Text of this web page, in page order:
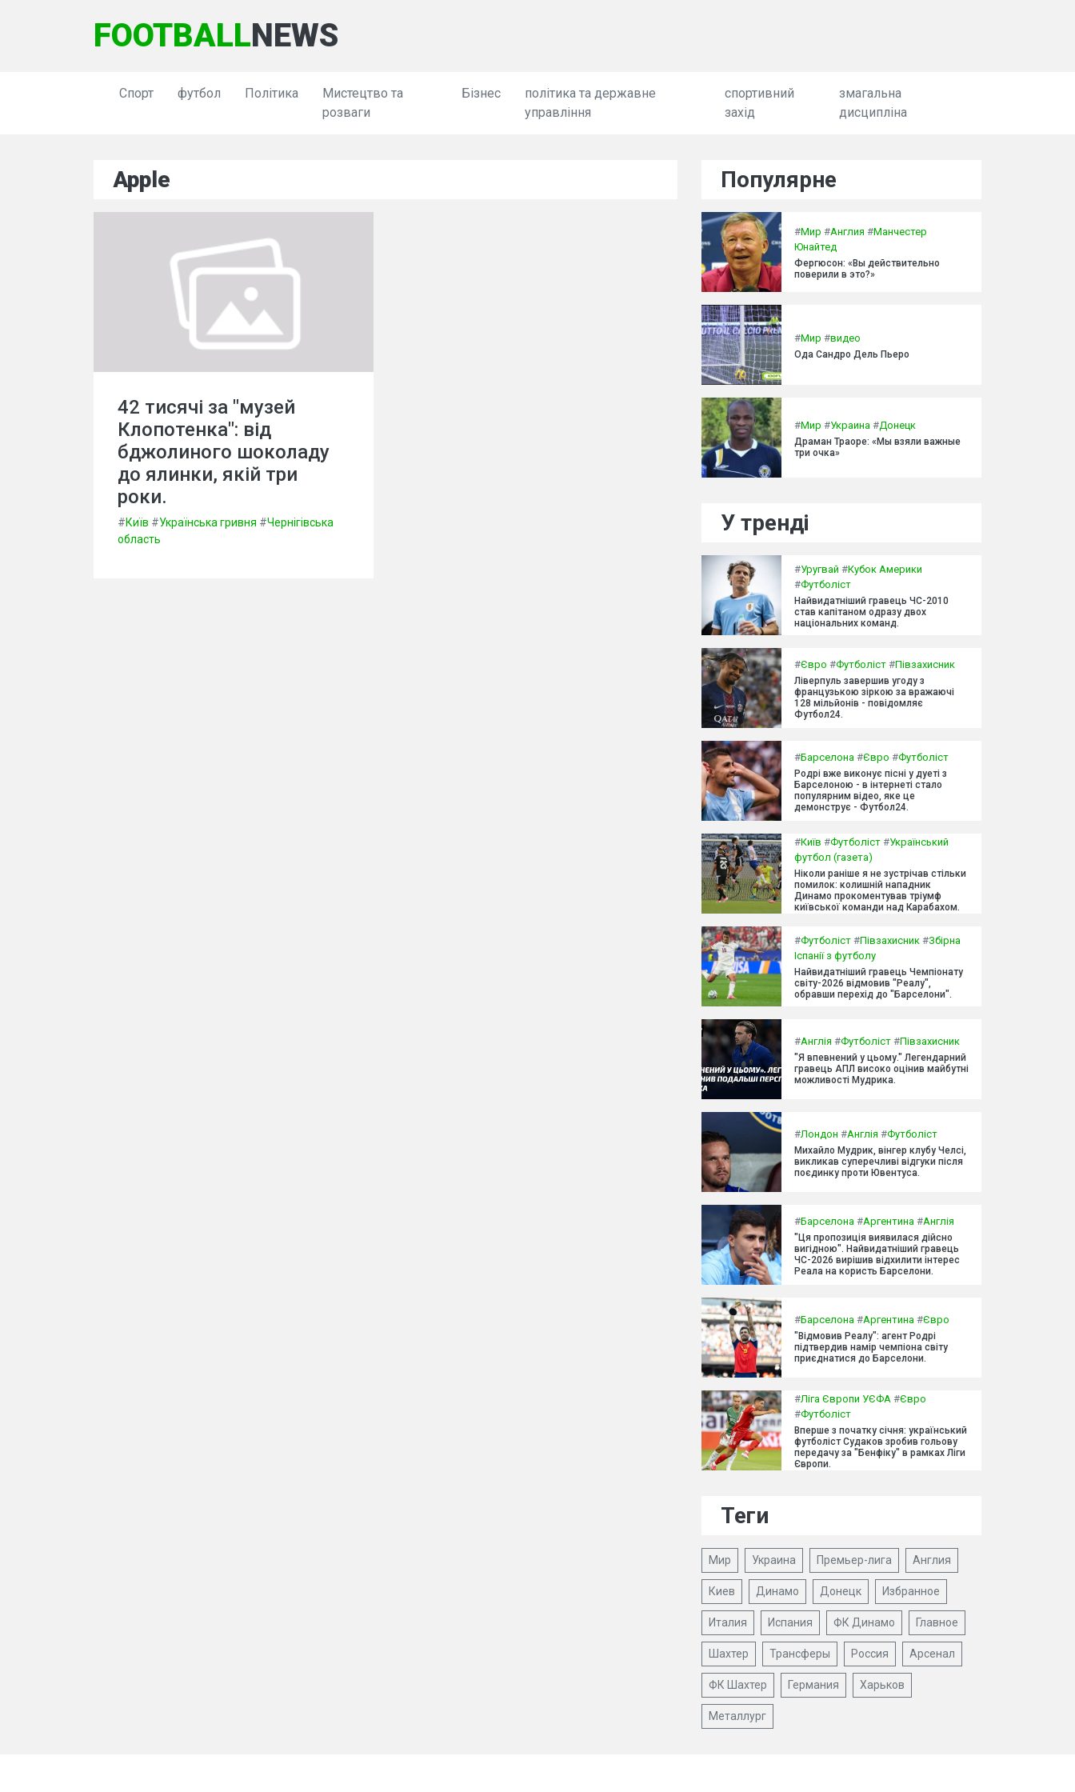
FOOTBALLNEWS
Спорт футбол Політика
Мистецтво та
розваги
Бізнес
політика та державне
управління
спортивний
захід
змагальна
дисципліна
Apple
42 тисячі за "музей
Клопотенка": від
бджолиного шоколаду
до ялинки, якій три
роки.
#Київ #Українська гривня #Чернігівська
область
Популярне
#Мир #Англия #Манчестер
Юнайтед
Фергюсон: «Вы действительно
поверили в это?»
#Мир #видео
Ода Сандро Дель Пьеро
#Мир #Украина #Донецк
Драман Траоре: «Мы взяли важные
три очка»
У тренді
#Уругвай #Кубок Америки
#Футболіст
Найвидатніший гравець ЧС-2010
став капітаном одразу двох
національних команд.
#Євро #Футболіст #Півзахисник
Ліверпуль завершив угоду з
французькою зіркою за вражаючі
128 мільйонів - повідомляє
Футбол24.
#Барселона #Євро #Футболіст
Родрі вже виконує пісні у дуеті з
Барселоною - в інтернеті стало
популярним відео, яке це
демонструє - Футбол24.
#Київ #Футболіст #Український
футбол (газета)
Ніколи раніше я не зустрічав стільки
помилок: колишній нападник
Динамо прокоментував тріумф
київської команди над Карабахом.
#Футболіст #Півзахисник #Збірна
Іспанії з футболу
Найвидатніший гравець Чемпіонату
світу-2026 відмовив "Реалу",
обравши перехід до "Барселони".
#Англія #Футболіст #Півзахисник
"Я впевнений у цьому." Легендарний
гравець АПЛ високо оцінив майбутні
можливості Мудрика.
#Лондон #Англія #Футболіст
Михайло Мудрик, вінгер клубу Челсі,
викликав суперечливі відгуки після
поєдинку проти Ювентуса.
#Барселона #Аргентина #Англія
"Ця пропозиція виявилася дійсно
вигідною". Найвидатніший гравець
ЧС-2026 вирішив відхилити інтерес
Реала на користь Барселони.
#Барселона #Аргентина #Євро
"Відмовив Реалу": агент Родрі
підтвердив намір чемпіона світу
приєднатися до Барселони.
#Ліга Європи УЄФА #Євро
#Футболіст
Вперше з початку січня: український
футболіст Судаков зробив гольову
передачу за "Бенфіку" в рамках Ліги
Європи.
Теги
Мир Украина Премьер-лига Англия
Киев Динамо Донецк Избранное
Италия Испания ФК Динамо Главное
Шахтер Трансферы Россия Арсенал
ФК Шахтер Германия Харьков
Металлург